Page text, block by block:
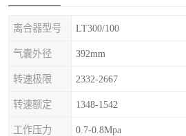
离合器型号 LT300/100
气囊外径 392mm
转速极限 2332-2667
转速额定 1348-1542
工作压力 0.7-0.8Mpa